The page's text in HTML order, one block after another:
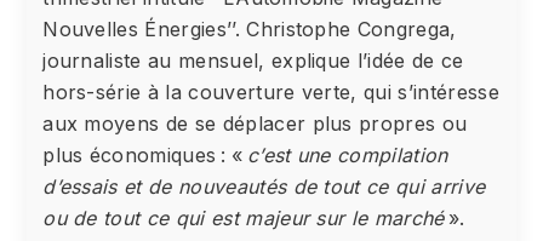
Nouvelles Énergies’’. Christophe Congrega,
journaliste au mensuel, explique l’idée de ce
hors-série à la couverture verte, qui s’intéresse
aux moyens de se déplacer plus propres ou
plus économiques : « c’est une compilation
d’essais et de nouveautés de tout ce qui arrive
ou de tout ce qui est majeur sur le marché».